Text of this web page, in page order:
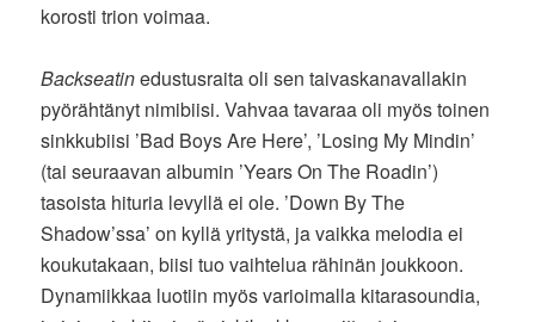
korosti trion voimaa.
Backseatinedustusraita oli sen taivaskanavallakin
pyörähtänyt nimibiisi. Vahvaa tavaraa oli myös toinen
sinkkubiisi ’Bad Boys Are Here’, ’Losing My Mindin’
(tai seuraavan albumin ’Years On The Roadin’)
tasoista hituria levyllä ei ole. ’Down By The
Shadow’ssa’ on kyllä yritystä, ja vaikka melodia ei
koukutakaan, biisi tuo vaihtelua rähinän joukkoon.
Dynamiikkaa luotiin myös varioimalla kitarasoundia,